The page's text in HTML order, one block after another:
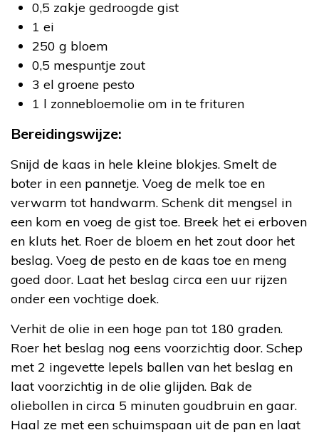
0,5 zakje gedroogde gist
1 ei
250 g bloem
0,5 mespuntje zout
3 el groene pesto
1 l zonnebloemolie om in te frituren
Bereidingswijze:
Snijd de kaas in hele kleine blokjes. Smelt de
boter in een pannetje. Voeg de melk toe en
verwarm tot handwarm. Schenk dit mengsel in
een kom en voeg de gist toe. Breek het ei erboven
en kluts het. Roer de bloem en het zout door het
beslag. Voeg de pesto en de kaas toe en meng
goed door. Laat het beslag circa een uur rijzen
onder een vochtige doek.
Verhit de olie in een hoge pan tot 180 graden.
Roer het beslag nog eens voorzichtig door. Schep
met 2 ingevette lepels ballen van het beslag en
laat voorzichtig in de olie glijden. Bak de
oliebollen in circa 5 minuten goudbruin en gaar.
Haal ze met een schuimspaan uit de pan en laat